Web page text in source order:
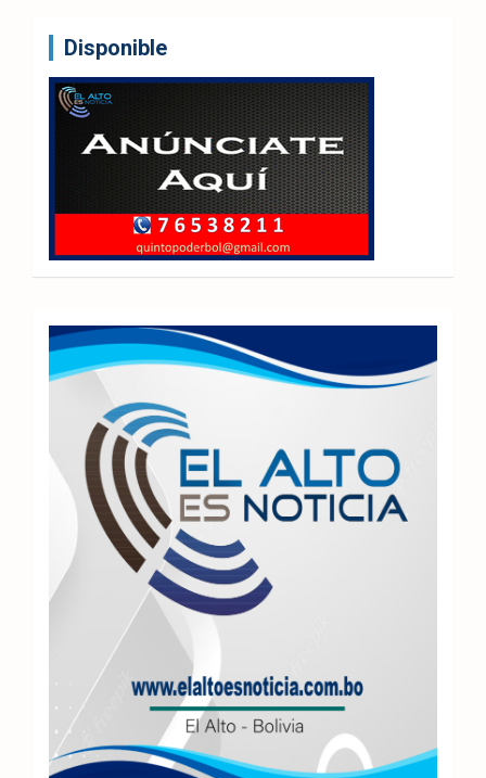
Disponible